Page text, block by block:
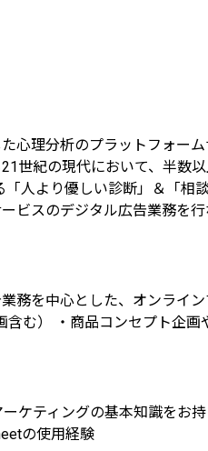
心理分析のプラットフォー
紀の現代において、半数
人より優しい診断」＆「
スのデジタル広告業務を行
を中心とした、オンライ
む） ・商品コンセプト企
ティングの基本知識をお
の使用経験